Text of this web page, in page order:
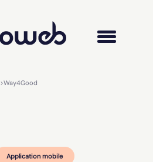
>Way4Good
Application mobile